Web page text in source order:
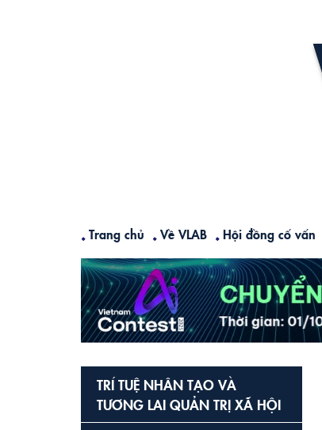
Trang chủ Về VLAB Hội đồng cố vấn
TRÍ TUỆ NHÂN TẠO VÀ
TƯƠNG LAI QUẢN TRỊ XÃ HỘI